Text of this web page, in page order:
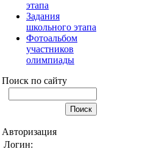
этапа
Задания
школьного этапа
Фотоальбом
участников
олимпиады
Поиск по сайту
Авторизация
Логин: